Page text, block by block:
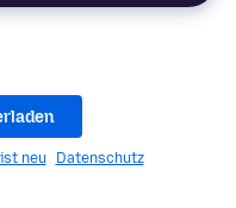
neu Datenschutz